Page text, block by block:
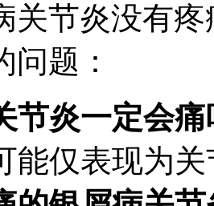
关节炎没有
问题：
节炎一定会痛
能仅表现为